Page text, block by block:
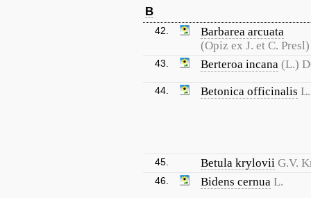
B
42.
Barbarea arcuata
(Opiz ex J. et C.
43. Berteroa incana (L.)
44. Betonica officinalis L.
45. Betula krylovii G.V.
46. Bidens cernua L.